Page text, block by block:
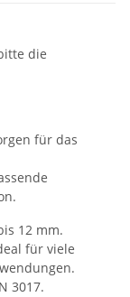
die
für das
12 mm.
für viele
3017.